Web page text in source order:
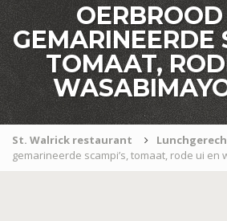
GEMARINEERDE
TOMAAT,
St. Walrick restaurant
gemarineerde scampi’s, tomaat, rode ui en